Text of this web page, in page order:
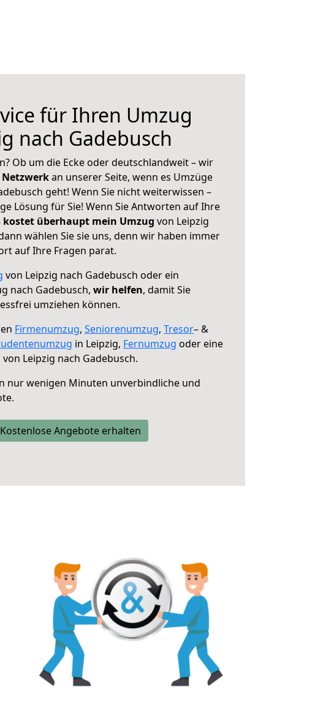
für Ihren Umzug
nach Gadebusch
Ob um die Ecke oder deutschlandweit – wir
an unserer Seite, wenn es Umzüge
geht! Wenn Sie nicht weiterwissen –
Lösung für Sie! Wenn Sie Antworten auf Ihre
kostet überhaupt mein Umzug von Leipzig
wählen Sie sie uns, denn wir haben immer
auf Ihre Fragen parat.
von Leipzig nach Gadebusch oder ein
nach Gadebusch, wir helfen, damit Sie
umziehen können.
Firmenumzug, Seniorenumzug, Tresor– &
in Leipzig, Fernumzug oder eine
von Leipzig nach Gadebusch.
nur wenigen Minuten unverbindliche und
Kostenlose Angebote erhalten